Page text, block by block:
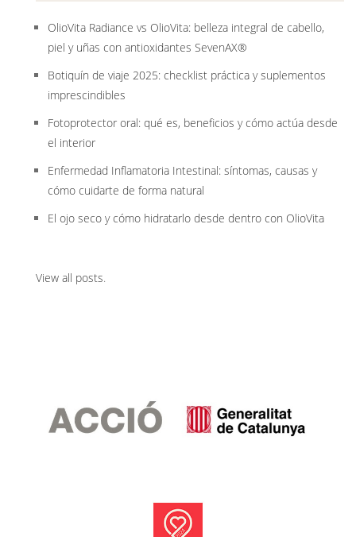
OlioVita Radiance vs OlioVita: belleza integral de cabello,
piel y uñas con antioxidantes SevenAX®
Botiquín de viaje 2025: checklist práctica y suplementos
imprescindibles
Fotoprotector oral: qué es, beneficios y cómo actúa desde
el interior
Enfermedad Inflamatoria Intestinal: síntomas, causas y
cómo cuidarte de forma natural
El ojo seco y cómo hidratarlo desde dentro con OlioVita
View all posts.